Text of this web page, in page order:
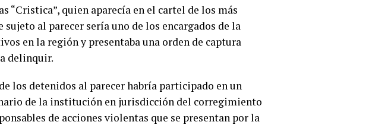
“Cristica”, quien aparecía en el cartel de los más
sujeto al parecer sería uno de los encargados de la
en la región y presentaba una orden de captura
delinquir.
los detenidos al parecer habría participado en un
de la institución en jurisdicción del corregimiento
de acciones violentas que se presentan por la